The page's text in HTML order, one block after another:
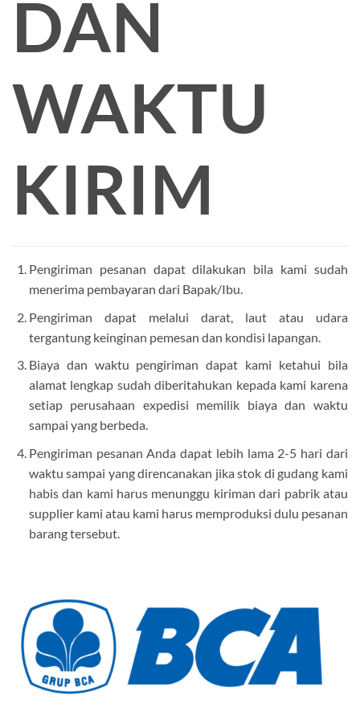
DAN
WAKTU
KIRIM
Pengiriman pesanan dapat dilakukan bila kami sudah
menerima pembayaran dari Bapak/Ibu.
Pengiriman dapat melalui darat, laut atau udara
tergantung keinginan pemesan dan kondisi lapangan.
Biaya dan waktu pengiriman dapat kami ketahui bila
alamat lengkap sudah diberitahukan kepada kami karena
setiap perusahaan expedisi memilik biaya dan waktu
sampai yang berbeda.
Pengiriman pesanan Anda dapat lebih lama 2-5 hari dari
waktu sampai yang direncanakan jika stok di gudang kami
habis dan kami harus menunggu kiriman dari pabrik atau
supplier kami atau kami harus memproduksi dulu pesanan
barang tersebut.